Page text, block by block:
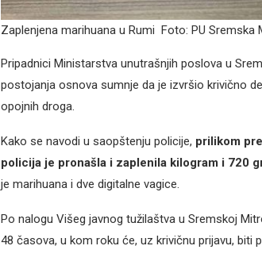
Zaplenjena marihuana u Rumi Foto: PU Sremska
Pripadnici Ministarstva unutrašnjih poslova u
postojanja osnova sumnje da je izvršio krivično
opojnih droga.
Kako se navodi u saopštenju policije, prilikom
policija je pronašla i zaplenila kilogram i 720
je marihuana i dve digitalne vagice.
Po nalogu Višeg javnog tužilaštva u Sremskoj
48 časova, u kom roku će, uz krivičnu prijavu, biti